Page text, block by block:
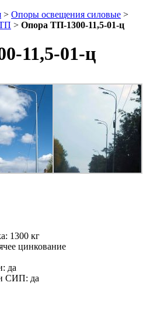
> Опоры освещения силовые >
> Опора ТП-1300-11,5-01-ц
11,5-01-ц
1300 кг
цинкование
да
СИП: да